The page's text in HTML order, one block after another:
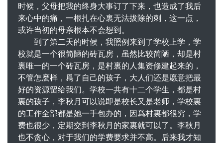
时候，父母把我的终身大事订了下来，也造成了我后
来心中的痛，一根扎在心裏无法拔除的刺，这一点，
或许当初的母亲根本不会想到。
到了第二天的时候，我照例来到了学校上学，学
校就是一个很简陋的砖瓦房，虽然比较简陋，却是村
裏唯一的一个砖瓦房，是村裏的人集资修建起来的，
不管怎麽样，爲了自己的孩子，大人们还是愿意把最
好的资源留给我们。学校一共有十二个学生，都是村
裏的孩子，李秋月可以说即是校长又是老师，学校裏
的工作全部都是她一手包办的，因爲村裏都很穷，学
费也很少，定期交到李秋月的家裏就可以了。李秋月
也不贪心，对于我们的学费要求并不高。后来我才知